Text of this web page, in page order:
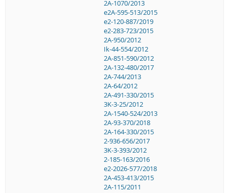
2A-1070/2013
e2A-595-513/2015
e2-120-887/2019
e2-283-723/2015
2A-950/2012
Ik-44-554/2012
2A-851-590/2012
2A-132-480/2017
2A-744/2013
2A-64/2012
2A-491-330/2015
3K-3-25/2012
2A-1540-524/2013
2A-93-370/2018
2A-164-330/2015
2-936-656/2017
3K-3-393/2012
2-185-163/2016
e2-2026-577/2018
2A-453-413/2015
2A-115/2011